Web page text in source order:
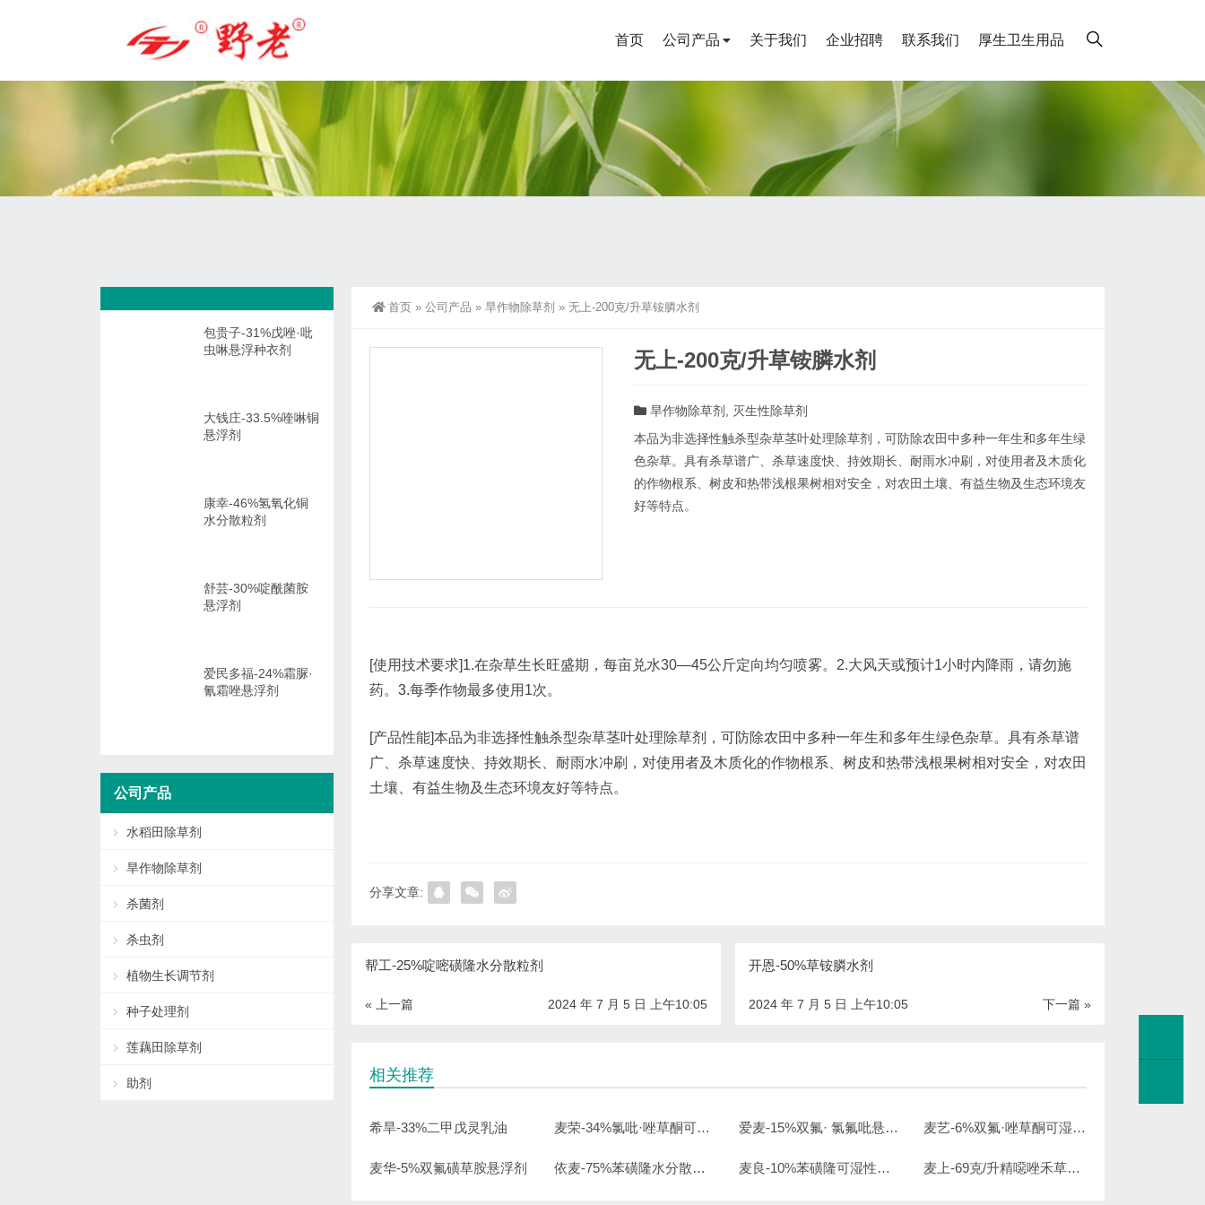
首页 公司产品 关于我们 企业招聘 联系我们 厚生卫生用品
首页 » 公司产品 » 旱作物除草剂 » 无上-200克/升草铵膦水剂
无上-200克/升草铵膦水剂
旱作物除草剂
灭生性除草剂
本品为非选择性触杀型杂草茎叶处理除草剂，可防除农田中多种一年生和多年生绿
色杂草。具有杀草谱广、杀草速度快、持效期长、耐雨水冲刷，对使用者及木质化
的作物根系、树皮和热带浅根果树相对安全，对农田土壤、有益生物及生态环境友
好等特点。
[使用技术要求]1.在杂草生长旺盛期，每亩兑水30—45公斤定向均匀喷雾。2.大风天或预计1小时内降雨，请勿施
药。3.每季作物最多使用1次。
[产品性能]本品为非选择性触杀型杂草茎叶处理除草剂，可防除农田中多种一年生和多年生绿色杂草。具有杀草谱
广、杀草速度快、持效期长、耐雨水冲刷，对使用者及木质化的作物根系、树皮和热带浅根果树相对安全，对农田
土壤、有益生物及生态环境友好等特点。
分享文章:
帮工-25%啶嘧磺隆水分散粒剂
« 上一篇 2024 年 7 月 5 日 上午10:05
开恩-50%草铵膦水剂
下一篇 »
2024 年 7 月 5 日 上午10:05
相关推荐
希旱-33%二甲戊灵乳油 麦荣-34%氯吡·唑草酮可湿性粉剂 爱麦-15%双氟· 氯氟吡悬浮剂 麦艺-6%双氟·唑草酮可湿性粉剂
麦华-5%双氟磺草胺悬浮剂 依麦-75%苯磺隆水分散粒剂 麦良-10%苯磺隆可湿性粉剂 麦上-69克/升精噁唑禾草灵水乳剂
包贵子-31%戊唑·吡
虫啉悬浮种衣剂
大钱庄-33.5%喹啉铜
悬浮剂
康幸-46%氢氧化铜
水分散粒剂
舒芸-30%啶酰菌胺
悬浮剂
爱民多福-24%霜脲·
氰霜唑悬浮剂
公司产品
水稻田除草剂
旱作物除草剂
杀菌剂
杀虫剂
植物生长调节剂
种子处理剂
莲藕田除草剂
助剂